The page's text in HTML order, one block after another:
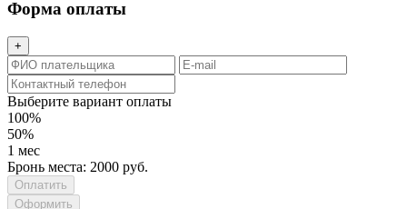
Форма оплаты
+
Выберите вариант оплаты
100%
50%
1 мес
Бронь места: 2000 руб.
Оформить